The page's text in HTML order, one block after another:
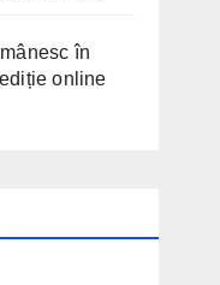
în
online